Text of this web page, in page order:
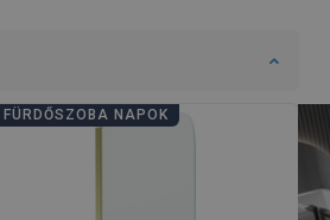
FÜRDŐSZOBA NAPOK